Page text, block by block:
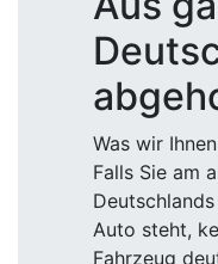
Deutschland
Wagen steht.
das
Formalitäten
Auch
Trier
Für einen